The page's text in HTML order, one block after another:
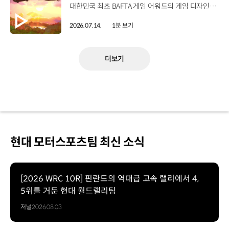
대한민국 최초 BAFTA 게임 어워드의 게임 디자인 부문 수상에 빛나는‘데이브 더 다이버’의 최신 DLC에 포니 픽업이 등장합니다.데이브 더 다이버 - 인 더 정글 속 포니 픽업의 활약을 체험해 보세요. Steam, Nintendo Switch 2 Nintendo Switch, PS5 PS4, Xbox Series X|S, Epic Games Store에서 만나 볼 수 있습니다. #현대자동차 #데이브더다이버 #인더정글 #민트로켓 #게임콜라보 #포니픽업 #포니 유튜브 쇼츠 보기 >
2026.07.14. 1분 보기
더보기
현대 모터스포츠팀 최신 소식
[2026 WRC 10R] 핀란드의 역대급 고속 랠리에서 4,
5위를 거둔 현대 월드랠리팀
저널2026.08.03